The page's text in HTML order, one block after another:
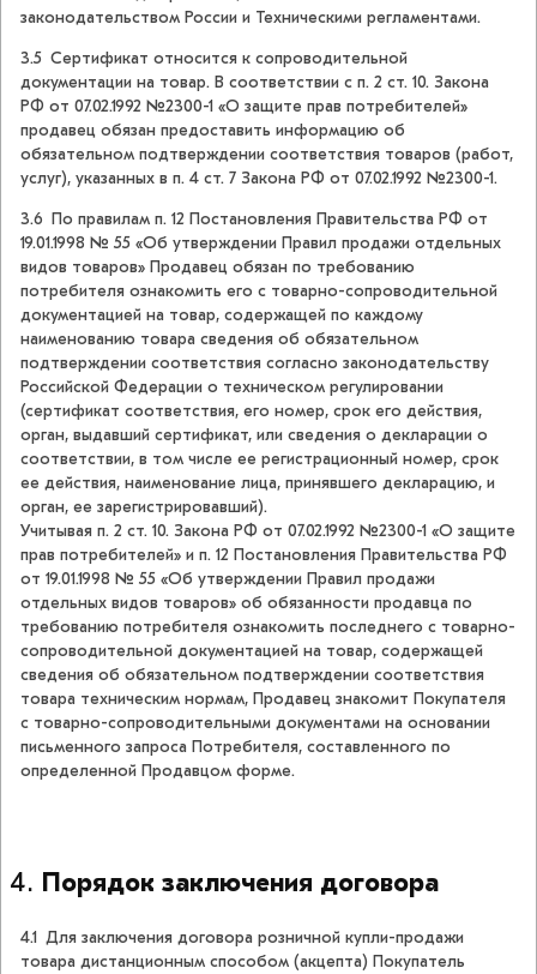
законодательством России и Техническими регламентами.
3.5 Сертификат относится к сопроводительной
документации на товар. В соответствии с п. 2 ст. 10. Закона
РФ от 07.02.1992 №2300-1 «О защите прав потребителей»
продавец обязан предоставить информацию об
обязательном подтверждении соответствия товаров (работ,
услуг), указанных в п. 4 ст. 7 Закона РФ от 07.02.1992 №2300-1.
3.6 По правилам п. 12 Постановления Правительства РФ от
19.01.1998 № 55 «Об утверждении Правил продажи отдельных
видов товаров» Продавец обязан по требованию
потребителя ознакомить его с товарно-сопроводительной
документацией на товар, содержащей по каждому
наименованию товара сведения об обязательном
подтверждении соответствия согласно законодательству
Российской Федерации о техническом регулировании
(сертификат соответствия, его номер, срок его действия,
орган, выдавший сертификат, или сведения о декларации о
соответствии, в том числе ее регистрационный номер, срок
ее действия, наименование лица, принявшего декларацию, и
орган, ее зарегистрировавший).
Учитывая п. 2 ст. 10. Закона РФ от 07.02.1992 №2300-1 «О защите
прав потребителей» и п. 12 Постановления Правительства РФ
от 19.01.1998 № 55 «Об утверждении Правил продажи
отдельных видов товаров» об обязанности продавца по
требованию потребителя ознакомить последнего с товарно-
сопроводительной документацией на товар, содержащей
сведения об обязательном подтверждении соответствия
товара техническим нормам, Продавец знакомит Покупателя
с товарно-сопроводительными документами на основании
письменного запроса Потребителя, составленного по
определенной Продавцом форме.
Порядок заключения договора
4.1 Для заключения договора розничной купли-продажи
товара дистанционным способом (акцепта) Покупатель